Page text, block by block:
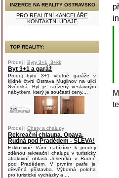
INZERCE NA REALITY OSTRAVSKO:
PRO REALITNÍ KANCELÁŘE
KONTAKTNÍ ÚDAJE
TOP REALITY:
Prodej | Byty 3+1, 3+kk
Byt 3+1 a garáž
Prodej bytu 3+1 včetně garáže v
klidné čtvrti Ostrava Muglinov na ulici
Švédská. Byt je zařízený vestavným
nábytkem, který je součástí ceny....
Prodej | Chaty a chalupy
Rekreační chlaupa, Opava,
Rudná pod Pradědem - SLEVA!
Exkluzivně Vám nabízíme k prodeji
zděnou rekreační chalupu v turisticky
atraktivní oblasti Jeseníků v Rudné
pod Pradědem. V prvním patře je
dřevěná přístavba. Výborná poloha
pro turistické vycházky a ...